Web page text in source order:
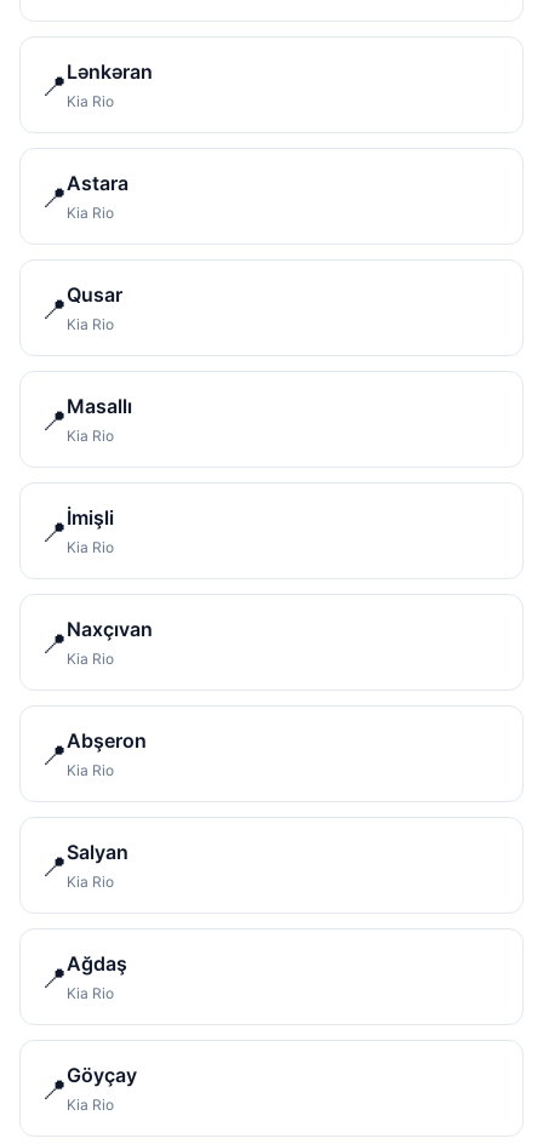
📍Lənkəran
Kia Rio
📍Astara
Kia Rio
📍Qusar
Kia Rio
📍Masallı
Kia Rio
📍İmişli
Kia Rio
📍Naxçıvan
Kia Rio
📍Abşeron
Kia Rio
📍Salyan
Kia Rio
📍Ağdaş
Kia Rio
📍Göyçay
Kia Rio